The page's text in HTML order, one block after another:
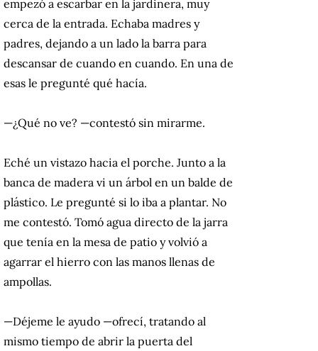
empezó a escarbar en la jardinera, muy
cerca de la entrada. Echaba madres y
padres, dejando a un lado la barra para
descansar de cuando en cuando. En una de
esas le pregunté qué hacía.
—¿Qué no ve? —contestó sin mirarme.
Eché un vistazo hacia el porche. Junto a la
banca de madera vi un árbol en un balde de
plástico. Le pregunté si lo iba a plantar. No
me contestó. Tomó agua directo de la jarra
que tenía en la mesa de patio y volvió a
agarrar el hierro con las manos llenas de
ampollas.
—Déjeme le ayudo —ofrecí, tratando al
mismo tiempo de abrir la puerta del